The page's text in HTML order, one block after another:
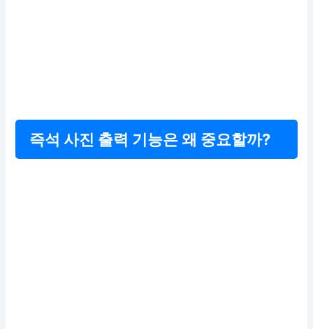
즉석 사진 출력 기능은 왜 중요할까?